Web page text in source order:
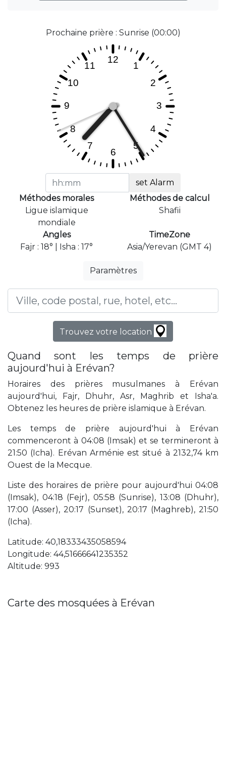
Prochaine prière : Sunrise (00:00)
set Alarm
Méthodes morales
Ligue islamique
mondiale
Méthodes de calcul
Shafii
Angles
Fajr : 18° | Isha : 17°
TimeZone
Asia/Yerevan (GMT 4)
Paramètres
Trouvez votre location
Quand sont les temps de prière
aujourd'hui à Erévan?
Horaires des prières musulmanes à Erévan
aujourd'hui, Fajr, Dhuhr, Asr, Maghrib et Isha'a.
Obtenez les heures de prière islamique à Erévan.
Les temps de prière aujourd'hui à Erévan
commenceront à 04:08 (Imsak) et se termineront à
21:50 (Icha). Erévan Arménie est situé à 2132,74 km
Ouest de la Mecque.
Liste des horaires de prière pour aujourd'hui 04:08
(Imsak), 04:18 (Fejr), 05:58 (Sunrise), 13:08 (Dhuhr),
17:00 (Asser), 20:17 (Sunset), 20:17 (Maghreb), 21:50
(Icha).
Latitude: 40,18333435058594
Longitude: 44,51666641235352
Altitude: 993
Carte des mosquées à Erévan